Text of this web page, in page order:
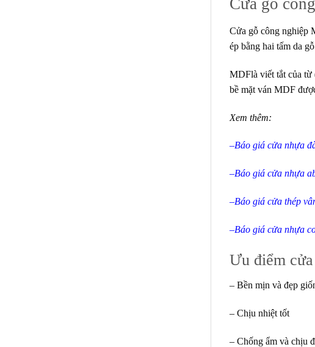
Cửa gỗ
Cửa gỗ công nghiệp
ép bằng hai tấm da
MDFlà viết tắt của từ
bề mặt ván MDF
Xem thêm:
–Báo giá cửa nhựa
–Báo giá cửa nhựa
–Báo giá cửa thép
–Báo giá cửa nhựa
Ưu điểm
– Bền mịn và đẹp
– Chịu nhiệt tốt
– Chống ẩm và chịu